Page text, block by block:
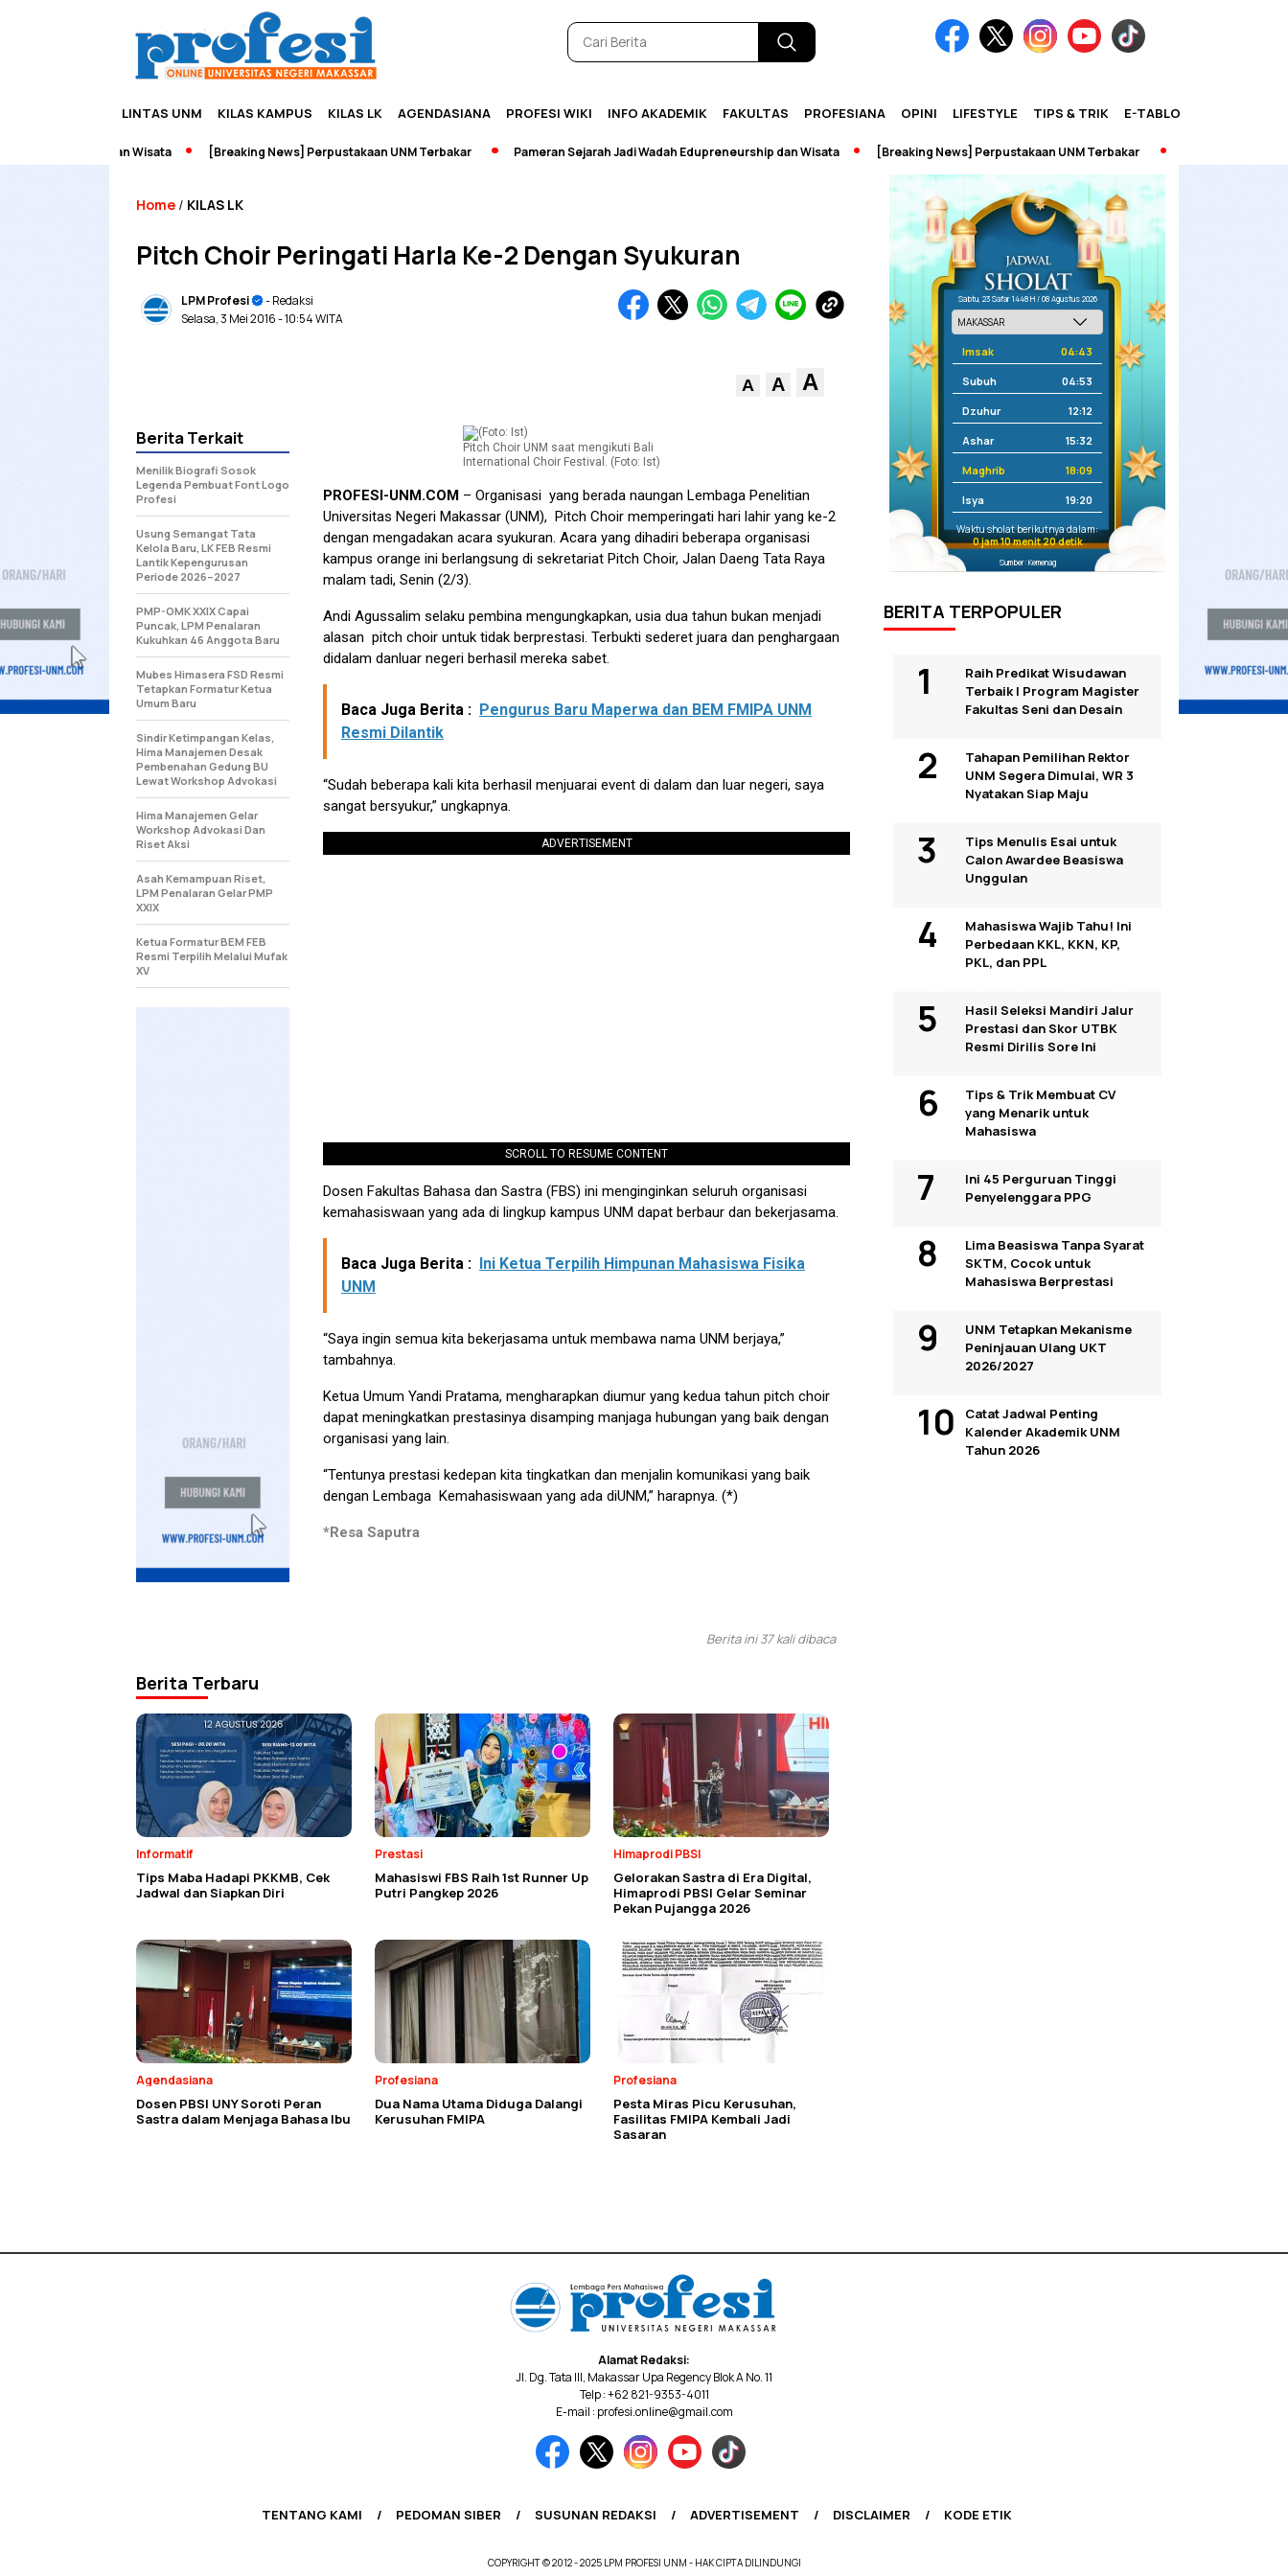
LINTAS UNM KILAS KAMPUS KILAS LK AGENDASIANA PROFESI WIKI INFO AKADEMIK FAKULTAS PROFESIANA OPINI LIFESTYLE TIPS & TRIK E-TABLOID
dan Wisata [Breaking News] Perpustakaan UNM Terbakar Pameran Sejarah Jadi Wadah Edupreneurship dan Wisata [Breaking News] Perpustakaan UNM Terbakar
Home / KILAS LK
Pitch Choir Peringati Harla Ke-2 Dengan Syukuran
LPM Profesi
- Redaksi
Selasa, 3 Mei 2016- 10:54 WITA
A A A
Pitch Choir UNM saat mengikuti Bali
International Choir Festival. (Foto: Ist)
PROFESI-UNM.COM – Organisasi yang berada naungan Lembaga Penelitian
Universitas Negeri Makassar (UNM), Pitch Choir memperingati hari lahir yang ke-2
dengan mengadakan acara syukuran. Acara yang dihadiri beberapa organisasi
kampus orange ini berlangsung di sekretariat Pitch Choir, Jalan Daeng Tata Raya
malam tadi, Senin (2/3).
Andi Agussalim selaku pembina mengungkapkan, usia dua tahun bukan menjadi
alasan pitch choir untuk tidak berprestasi. Terbukti sederet juara dan penghargaan
didalam danluar negeri berhasil mereka sabet.
Baca Juga Berita : Pengurus Baru Maperwa dan BEM FMIPA UNM
Resmi Dilantik
“Sudah beberapa kali kita berhasil menjuarai event di dalam dan luar negeri, saya
sangat bersyukur,” ungkapnya.
ADVERTISEMENT
SCROLL TO RESUME CONTENT
Dosen Fakultas Bahasa dan Sastra (FBS) ini menginginkan seluruh organisasi
kemahasiswaan yang ada di lingkup kampus UNM dapat berbaur dan bekerjasama.
Baca Juga Berita : Ini Ketua Terpilih Himpunan Mahasiswa Fisika
UNM
“Saya ingin semua kita bekerjasama untuk membawa nama UNM berjaya,”
tambahnya.
Ketua Umum Yandi Pratama, mengharapkan diumur yang kedua tahun pitch choir
dapat meningkatkan prestasinya disamping manjaga hubungan yang baik dengan
organisasi yang lain.
“Tentunya prestasi kedepan kita tingkatkan dan menjalin komunikasi yang baik
dengan Lembaga Kemahasiswaan yang ada diUNM,” harapnya. (*)
*Resa Saputra
Berita Terkait
Menilik Biografi Sosok
Legenda Pembuat Font Logo
Profesi
Usung Semangat Tata
Kelola Baru, LK FEB Resmi
Lantik Kepengurusan
Periode 2026–2027
PMP-OMK XXIX Capai
Puncak, LPM Penalaran
Kukuhkan 46 Anggota Baru
Mubes Himasera FSD Resmi
Tetapkan Formatur Ketua
Umum Baru
Sindir Ketimpangan Kelas,
Hima Manajemen Desak
Pembenahan Gedung BU
Lewat Workshop Advokasi
Hima Manajemen Gelar
Workshop Advokasi Dan
Riset Aksi
Asah Kemampuan Riset,
LPM Penalaran Gelar PMP
XXIX
Ketua Formatur BEM FEB
Resmi Terpilih Melalui Mufak
XV
Berita ini 37 kali dibaca
Berita Terbaru
Informatif
Tips Maba Hadapi PKKMB, Cek
Jadwal dan Siapkan Diri
Prestasi
Mahasiswi FBS Raih 1st Runner Up
Putri Pangkep 2026
Himaprodi PBSI
Gelorakan Sastra di Era Digital,
Himaprodi PBSI Gelar Seminar
Pekan Pujangga 2026
Agendasiana
Dosen PBSI UNY Soroti Peran
Sastra dalam Menjaga Bahasa Ibu
Profesiana
Dua Nama Utama Diduga Dalangi
Kerusuhan FMIPA
Profesiana
Pesta Miras Picu Kerusuhan,
Fasilitas FMIPA Kembali Jadi
Sasaran
Sabtu, 23 Safar 1448 H / 08 Agustus 2026
Imsak 04:43
Subuh 04:53
Dzuhur 12:12
Ashar 15:32
Maghrib 18:09
Isya 19:20
Waktu sholat berikutnya dalam:
0 jam 10 menit 19 detik
Sumber: Kemenag
BERITA TERPOPULER
Raih Predikat Wisudawan
Terbaik I Program Magister
Fakultas Seni dan Desain
Tahapan Pemilihan Rektor
UNM Segera Dimulai, WR 3
Nyatakan Siap Maju
Tips Menulis Esai untuk
Calon Awardee Beasiswa
Unggulan
Mahasiswa Wajib Tahu! Ini
Perbedaan KKL, KKN, KP,
PKL, dan PPL
Hasil Seleksi Mandiri Jalur
Prestasi dan Skor UTBK
Resmi Dirilis Sore Ini
Tips & Trik Membuat CV
yang Menarik untuk
Mahasiswa
Ini 45 Perguruan Tinggi
Penyelenggara PPG
Lima Beasiswa Tanpa Syarat
SKTM, Cocok untuk
Mahasiswa Berprestasi
UNM Tetapkan Mekanisme
Peninjauan Ulang UKT
2026/2027
Catat Jadwal Penting
Kalender Akademik UNM
Tahun 2026
Alamat Redaksi:
Jl. Dg. Tata III, Makassar Upa Regency Blok A No. 11
Telp : +62 821-9353-4011
E-mail : profesi.online@gmail.com
TENTANG KAMI PEDOMAN SIBER SUSUNAN REDAKSI ADVERTISEMENT DISCLAIMER KODE ETIK
COPYRIGHT © 2012 - 2025 LPM PROFESI UNM - HAK CIPTA DILINDUNGI